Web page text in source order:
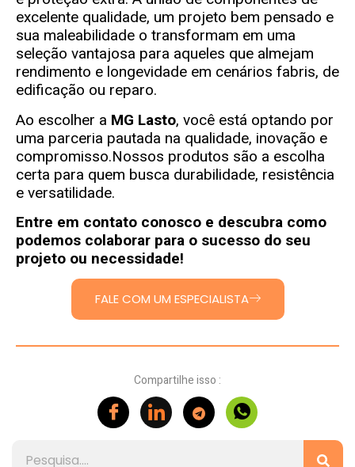
excelente qualidade, um projeto bem pensado e
sua maleabilidade o transformam em uma
seleção vantajosa para aqueles que almejam
rendimento e longevidade em cenários fabris, de
edificação ou reparo.
Ao escolher a MG Lasto, você está optando por
uma parceria pautada na qualidade, inovação e
compromisso.Nossos produtos são a escolha
certa para quem busca durabilidade, resistência
e versatilidade.
Entre em contato conosco e descubra como
podemos colaborar para o sucesso do seu
projeto ou necessidade!
FALE COM UM ESPECIALISTA
Compartilhe isso :